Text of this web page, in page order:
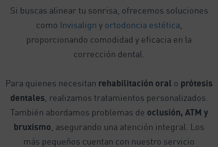
Si buscas alinear tu sonrisa, ofrecemos soluciones
como Invisalign y ortodoncia estética
proporcionando comodidad y eficacia en la
corrección dental.
Para quienes necesitan rehabilitación oral o prótesis
dentales , realizamos tratamientos personalizados.
También abordamos problemas de oclusión, ATM y
bruxismo , asegurando una atención integral. Los
más pequeños cuentan con nuestro servicio